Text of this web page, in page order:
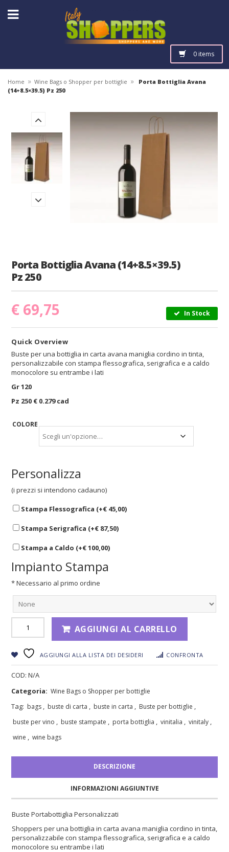
0 items
Home » Wine Bags o Shopper per bottiglie »
Porta Bottiglia Avana
(14+8.5×39.5) Pz 250
Porta Bottiglia Avana (14+8.5×39.5)
Pz 250
€ 69,75 In Stock
Quick Overview
Buste per una bottiglia in carta avana maniglia cordino in tinta,
personalizzabile con stampa flessografica, serigrafica e a caldo
monocolore su entrambe i lati
Gr 120
Pz 250 € 0.279 cad
COLORE
Personalizza
(i prezzi si intendono cadauno)
Stampa Flessografica (+€ 45,00)
Stampa Serigrafica (+€ 87,50)
Stampa a Caldo (+€100,00)
Impianto Stampa
* Necessario al primo ordine
AGGIUNGI AL CARRELLO
AGGIUNGI ALLA LISTA DEI DESIDERI CONFRONTA
COD: N/A
Categoria: Wine Bags o Shopper per bottiglie
Tag: bags , buste di carta , buste in carta , Buste per bottiglie ,
buste per vino , buste stampate , porta bottiglia , vinitalia , vinitaly ,
wine , wine bags
DESCRIZIONE
INFORMAZIONI AGGIUNTIVE
Buste Portabottiglia Personalizzati
Shoppers per una bottiglia in carta avana maniglia cordino in tinta,
personalizzabile con stampa flessografica, serigrafica e a caldo
monocolore su entrambe i lati